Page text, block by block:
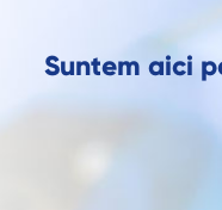
Suntem aici